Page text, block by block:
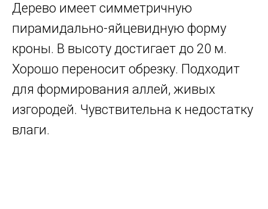
Дерево имеет симметричную
пирамидально-яйцевидную форму
кроны. В высоту достигает до 20 м.
Хорошо переносит обрезку. Подходит
для формирования аллей, живых
изгородей. Чувствительна к недостатку
влаги.